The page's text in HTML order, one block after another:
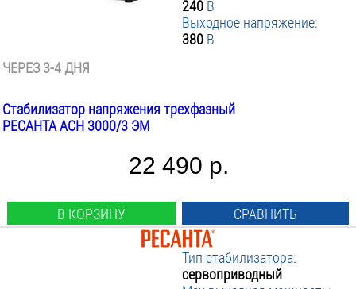
▼ Погрешность выходного напряжения %
8
6
10
▼ Класс защиты:
IP20
▼ Исполнение:
▼ Вес инструмента кг:
ПРИМЕНИТЬ ФИЛЬТР
240 В
Выходное напряжение:
380 В
ЧЕРЕЗ 3-4 ДНЯ
Стабилизатор напряжения трехфазный
РЕСАНТА АСН 3000/3 ЭМ
22 490 р.
В КОРЗИНУ СРАВНИТЬ
Тип стабилизатора:
сервоприводный